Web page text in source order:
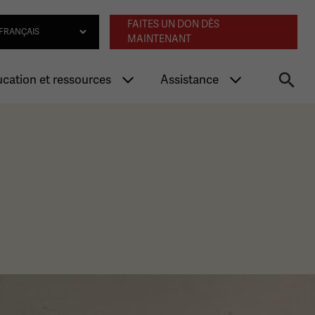
Navigation
FAITES UN DON DÈS
MAINTENANT
et ressources Assistance